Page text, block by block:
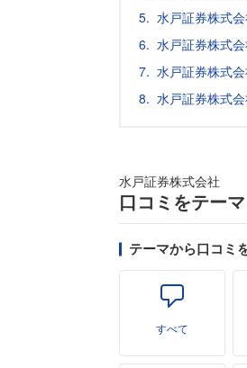
水戸証券株式
水戸証券株式
水戸証券株式
水戸証券株式
水戸証券株式会社
口コミをテー
テーマから口コミ
すべて